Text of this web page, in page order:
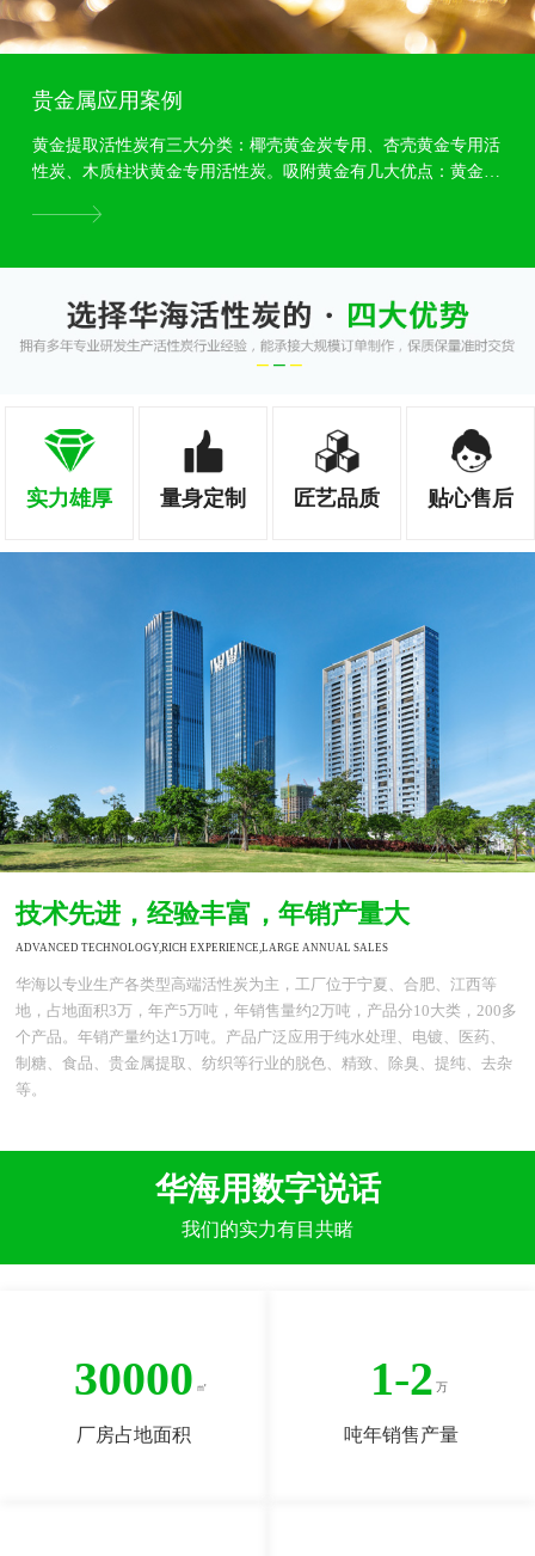
贵金属应用案例
黄金提取活性炭有三大分类：椰壳黄金炭专用、杏壳黄金专用活
性炭、木质柱状黄金专用活性炭。吸附黄金有几大优点：黄金专
实力雄厚 量身定制 匠艺品质 贴心售后
技术先进，经验丰富，年销产量大
ADVANCED TECHNOLOGY,RICH EXPERIENCE,LARGE ANNUAL SALES
华海以专业生产各类型高端活性炭为主，工厂位于宁夏、合肥、江西等
地，占地面积3万，年产5万吨，年销售量约2万吨，产品分10大类，200多
个产品。年销产量约达1万吨。产品广泛应用于纯水处理、电镀、医药、
制糖、食品、贵金属提取、纺织等行业的脱色、精致、除臭、提纯、去杂
等。
华海用数字说话
我们的实力有目共睹
30000
厂房占地面积
1-2
吨年销售产量